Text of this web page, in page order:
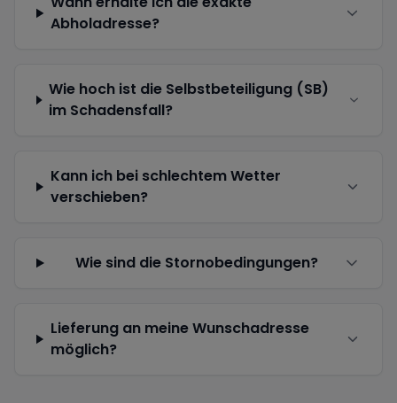
Abholadresse?
Wie hoch ist die Selbstbeteiligung (SB)
im Schadensfall?
Kann ich bei schlechtem Wetter
verschieben?
Wie sind die Stornobedingungen?
Lieferung an meine Wunschadresse
möglich?